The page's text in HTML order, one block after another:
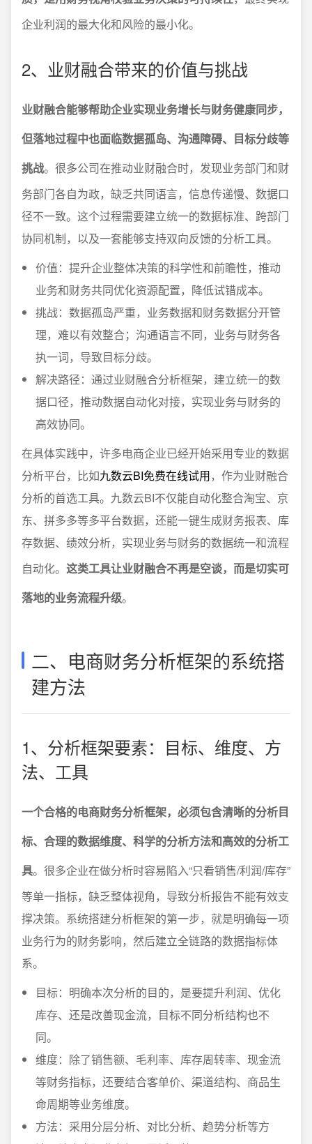
企业利润的最大化和风险的最小化。
2、业财融合带来的价值与挑战
业财融合能够帮助企业实现业务增长与财务健康同步，
但落地过程中也面临数据孤岛、沟通障碍、目标分歧等
挑战。很多公司在推动业财融合时，发现业务部门和财
务部门各自为政，缺乏共同语言，信息传递慢、数据口
径不一致。这个过程需要建立统一的数据标准、跨部门
协同机制，以及一套能够支持双向反馈的分析工具。
价值：提升企业整体决策的科学性和前瞻性，推动
业务和财务共同优化资源配置，降低试错成本。
挑战：数据孤岛严重，业务数据和财务数据分开管
理，难以有效整合；沟通语言不同，业务与财务各
执一词，导致目标分歧。
解决路径：通过业财融合分析框架，建立统一的数
据口径，推动数据自动化对接，实现业务与财务的
高效协同。
在具体实践中，许多电商企业已经开始采用专业的数据
分析平台，比如九数云BI免费在线试用，作为业财融合
分析的首选工具。九数云BI不仅能自动化整合淘宝、京
东、拼多多等多平台数据，还能一键生成财务报表、库
存数据、绩效分析，实现业务与财务的数据统一和流程
自动化。 这类工具让业财融合不再是空谈，而是切实可
落地的业务流程升级。
二、电商财务分析框架的系统搭
建方法
1、分析框架要素：目标、维度、方
法、工具
一个合格的电商财务分析框架，必须包含清晰的分析目
标、合理的数据维度、科学的分析方法和高效的分析工
具。很多企业在做分析时容易陷入“只看销售/利润/库存”
等单一指标，缺乏整体视角，导致分析报告不能有效支
撑决策。系统搭建分析框架的第一步，就是明确每一项
业务行为的财务影响，然后建立全链路的数据指标体
系。
目标：明确本次分析的目的，是要提升利润、优化
库存、还是改善现金流，目标不同分析结构也不
同。
维度：除了销售额、毛利率、库存周转率、现金流
等财务指标，还要结合客单价、渠道结构、商品生
命周期等业务维度。
方法：采用分层分析、对比分析、趋势分析等方